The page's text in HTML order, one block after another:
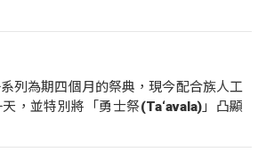
列為期四個月的祭典，現今配合族人工
，並特別將「勇士祭(Ta‘avala)」凸顯